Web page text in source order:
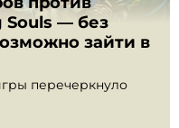
Souls — без
зайти в
перечеркнуло